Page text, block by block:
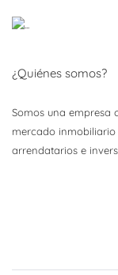
¿Quiénes somos?
Somos una empresa
mercado inmobiliario
arrendatarios e